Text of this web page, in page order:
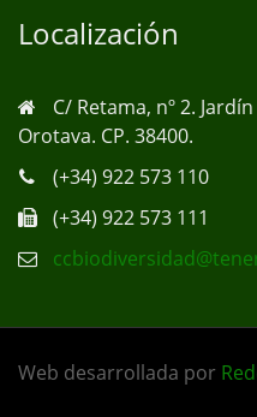
Localización
C/ Retama, nº 2.
Orotava. CP. 38400.
(+34) 922 573 110
(+34) 922 573 111
Web desarrollada por